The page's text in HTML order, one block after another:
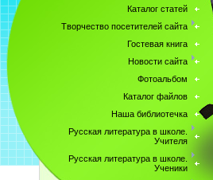
Каталог статей
Творчество посетителей сайта
Гостевая книга
Новости сайта
Фотоальбом
Каталог файлов
Наша библиотечка
Русская литература в школе.
Учителя
Русская литература в школе.
Ученики